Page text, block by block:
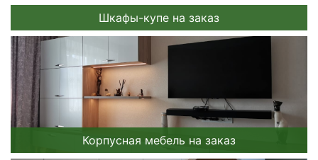
Шкафы-купе на заказ
Корпусная мебель на заказ